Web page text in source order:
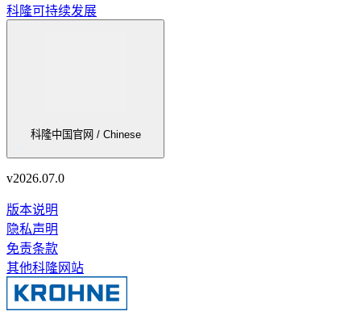
科隆可持续发展
科隆中国官网 / Chinese
v2026.07.0
版本说明
隐私声明
免责条款
其他科隆网站